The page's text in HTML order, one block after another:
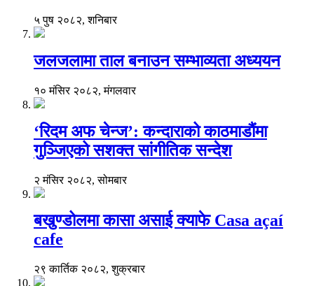
५ पुष २०८२, शनिबार
जलजलामा ताल बनाउन सम्भाव्यता अध्ययन
१० मंसिर २०८२, मंगलवार
‘रिदम अफ चेन्ज’: कन्दाराको काठमाडौंमा
गुञ्जिएको सशक्त सांगीतिक सन्देश
२ मंसिर २०८२, सोमबार
बखुण्डोलमा कासा असाई क्याफे Casa açaí
cafe
२९ कार्तिक २०८२, शुक्रबार